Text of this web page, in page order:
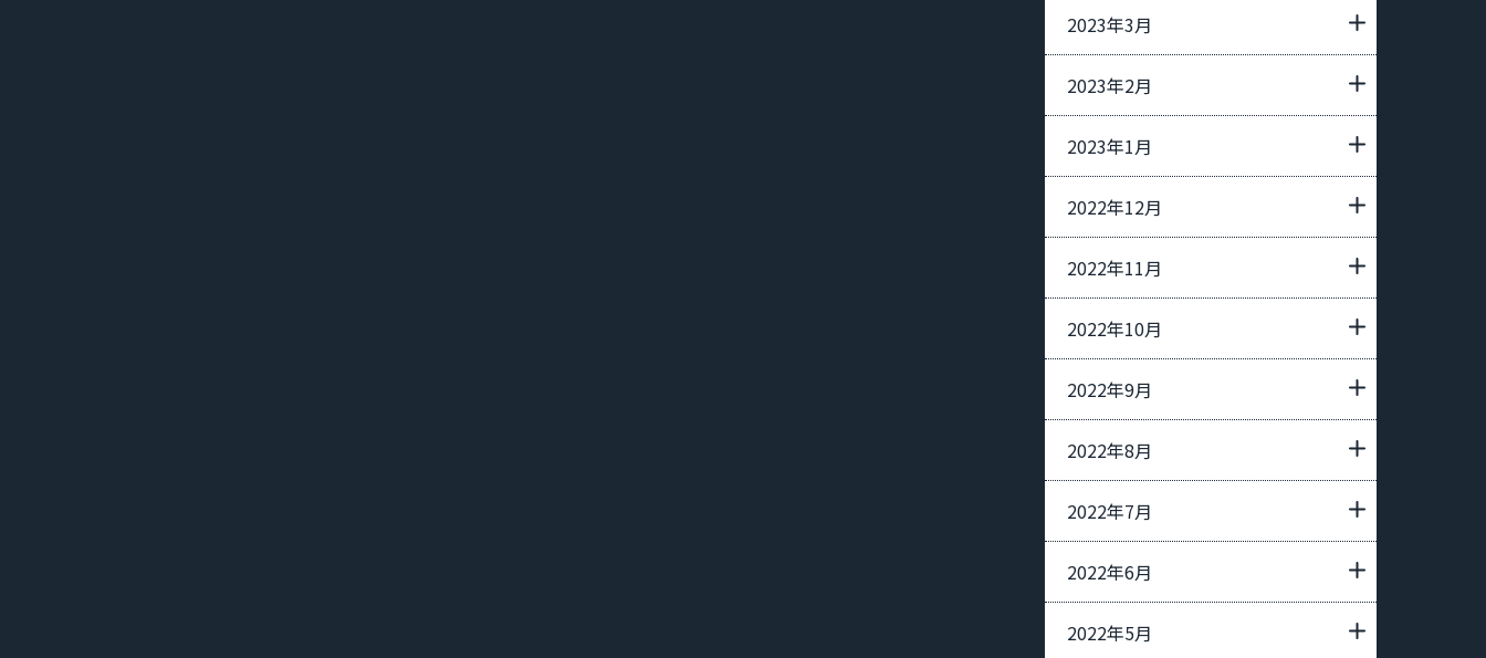
2023年3月
2023年2月
2023年1月
2022年12月
2022年11月
2022年10月
2022年9月
2022年8月
2022年7月
2022年6月
2022年5月